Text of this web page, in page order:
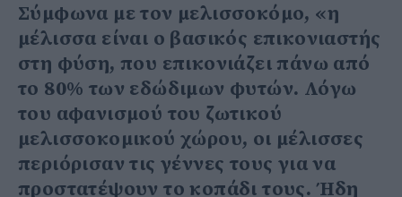
Σύμφωνα με τον μελισσοκόμο, «η
μέλισσα είναι ο βασικός επικονιαστής
στη φύση, που επικονιάζει πάνω από
το 80% των εδώδιμων φυτών. Λόγω
του αφανισμού του ζωτικού
μελισσοκομικού χώρου, οι μέλισσες
περιόρισαν τις γέννες τους για να
προστατέψουν το κοπάδι τους. Ήδη